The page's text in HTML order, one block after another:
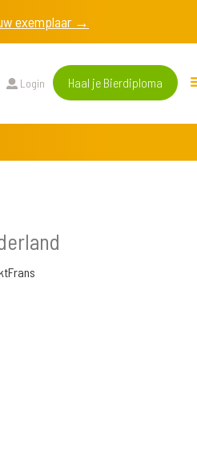
exemplaar →
Login Haal je Bierdiploma